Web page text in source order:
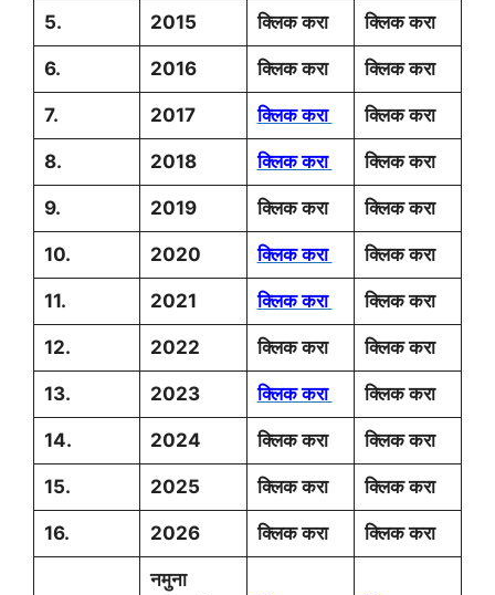
5. 2015 क्लिक करा क्लिक करा
6. 2016 क्लिक करा क्लिक करा
7. 2017 क्लिक करा क्लिक करा
8. 2018 क्लिक करा क्लिक करा
9. 2019 क्लिक करा क्लिक करा
10. 2020 क्लिक करा क्लिक करा
11. 2021 क्लिक करा क्लिक करा
12. 2022 क्लिक करा क्लिक करा
13. 2023 क्लिक करा क्लिक करा
14. 2024 क्लिक करा क्लिक करा
15. 2025 क्लिक करा क्लिक करा
16. 2026 क्लिक करा क्लिक करा
नमुना